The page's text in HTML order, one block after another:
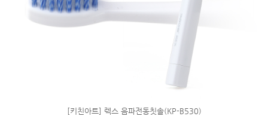
[키친아트] 렉스 음파전동칫솔(KP-B530)